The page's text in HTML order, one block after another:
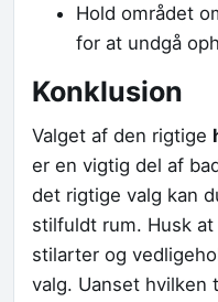
Hold området
for at undgå
Konklusion
Valget af den rigtige
er en vigtig del af
det rigtige valg kan
stilfuldt rum. Husk
stilarter og
valg. Uanset hvilken